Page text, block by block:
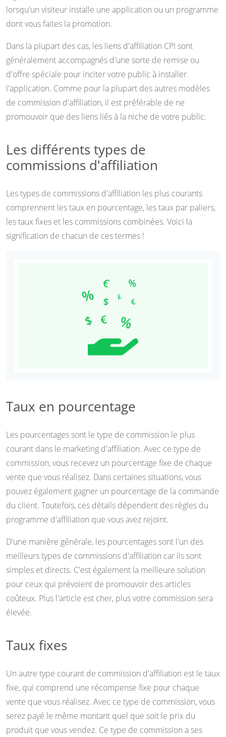
lorsqu'un visiteur installe une application ou un programme
dont vous faites la promotion.
Dans la plupart des cas, les liens d'affiliation CPI sont
généralement accompagnés d'une sorte de remise ou
d'offre spéciale pour inciter votre public à installer
l'application. Comme pour la plupart des autres modèles
de commission d'affiliation, il est préférable de ne
promouvoir que des liens liés à la niche de votre public.
Les différents types de
commissions d'affiliation
Les types de commissions d'affiliation les plus courants
comprennent les taux en pourcentage, les taux par paliers,
les taux fixes et les commissions combinées. Voici la
signification de chacun de ces termes !
Taux en pourcentage
Les pourcentages sont le type de commission le plus
courant dans le marketing d'affiliation. Avec ce type de
commission, vous recevez un pourcentage fixe de chaque
vente que vous réalisez. Dans certaines situations, vous
pouvez également gagner un pourcentage de la commande
du client. Toutefois, ces détails dépendent des règles du
programme d'affiliation que vous avez rejoint.
D'une manière générale, les pourcentages sont l'un des
meilleurs types de commissions d'affiliation car ils sont
simples et directs. C'est également la meilleure solution
pour ceux qui prévoient de promouvoir des articles
coûteux. Plus l'article est cher, plus votre commission sera
élevée.
Taux fixes
Un autre type courant de commission d'affiliation est le taux
fixe, qui comprend une récompense fixe pour chaque
vente que vous réalisez. Avec ce type de commission, vous
serez payé le même montant quel que soit le prix du
produit que vous vendez. Ce type de commission a ses